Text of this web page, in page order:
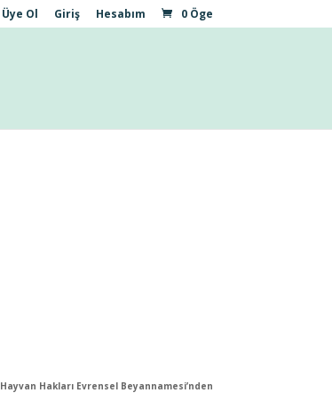
Üye Ol Giriş Hesabım 0 Öge
Hayvan Hakları Evrensel Beyannamesi’nden